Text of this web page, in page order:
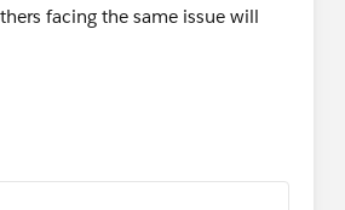
facing the same issue will